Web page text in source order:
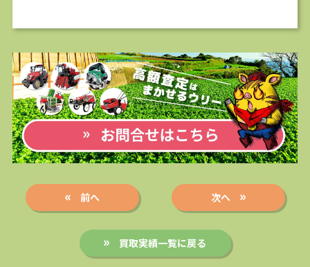
前へ 次へ
買取実績一覧に戻る